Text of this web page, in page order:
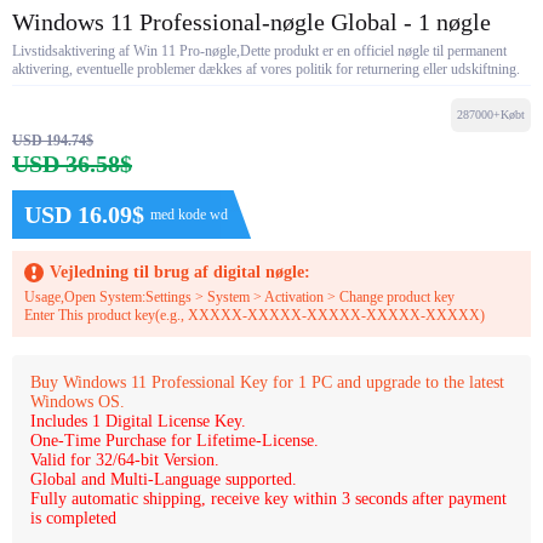
Windows 11 Professional-nøgle Global - 1 nøgle
Livstidsaktivering af Win 11 Pro-nøgle,Dette produkt er en officiel nøgle til permanent
aktivering, eventuelle problemer dækkes af vores politik for returnering eller udskiftning.
USD 194.74$
USD 36.58$
USD 16.09$ med kode wd
287000+Købt
Vejledning til brug af digital nøgle:
Usage,Open System:Settings > System > Activation > Change product key
Enter This product key(e.g., XXXXX-XXXXX-XXXXX-XXXXX-XXXXX)
Buy Windows 11 Professional Key for 1 PC and upgrade to the latest
Windows OS.
Includes 1 Digital License Key.
One-Time Purchase for Lifetime-License.
Valid for 32/64-bit Version.
Global and Multi-Language supported.
Fully automatic shipping, receive key within 3 seconds after payment
is completed